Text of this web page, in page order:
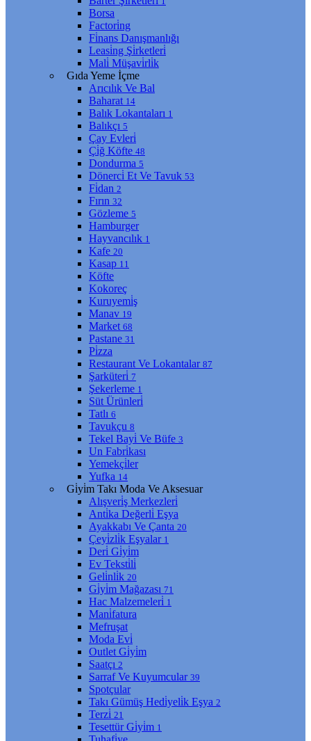
Borsa
Factori̇ng
Fi̇nans Danışmanlığı
Leasi̇ng Şi̇rketleri̇
Mali̇ Müşavi̇rli̇k
Gıda Yeme İçme
Arıcılık Ve Bal
Baharat 14
Balık Lokantaları 1
Balıkçı 5
Çay Evleri̇
Çi̇ğ Köfte 48
Dondurma 5
Dönerci̇ Et Ve Tavuk 53
Fi̇dan 2
Fırın 32
Gözleme 5
Hamburger
Hayvancılık 1
Kafe 20
Kasap 11
Köfte
Kokoreç
Kuruyemi̇ş
Manav 19
Market 68
Pastane 31
Pi̇zza
Restaurant Ve Lokantalar 87
Şarküteri̇ 7
Şekerleme 1
Süt Ürünleri̇
Tatlı 6
Tavukçu 8
Tekel Bayi̇ Ve Büfe 3
Un Fabri̇kası
Yemekçi̇ler
Yufka 14
Gi̇yi̇m Takı Moda Ve Aksesuar
Alışveri̇ş Merkezleri̇
Anti̇ka Değerli̇ Eşya
Ayakkabı Ve Çanta 20
Çeyi̇zli̇k Eşyalar 1
Deri̇ Gi̇yi̇m
Ev Teksti̇li̇
Geli̇nli̇k 20
Gi̇yi̇m Mağazası 71
Hac Malzemeleri̇ 1
Mani̇fatura
Mefruşat
Moda Evi̇
Outlet Gi̇yi̇m
Saatçı 2
Sarraf Ve Kuyumcular 39
Spotçular
Takı Gümüş Hedi̇yeli̇k Eşya 2
Terzi̇ 21
Tesettür Gi̇yi̇m 1